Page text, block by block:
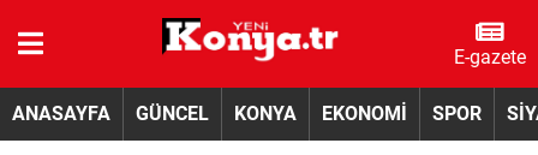
E-gazete
ANASAYFA GÜNCEL KONYA EKONOMİ SPOR